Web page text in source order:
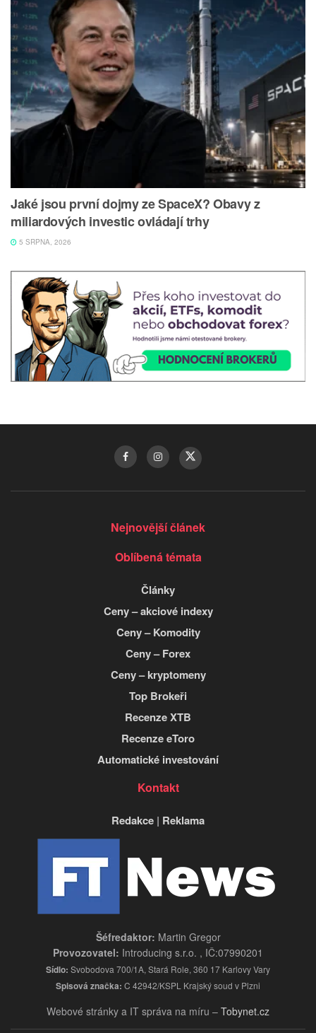
Jaké jsou první dojmy ze SpaceX? Obavy z
miliardových investic ovládají trhy
5 SRPNA, 2026
Nejnovější článek
Oblíbená témata
Články
Ceny – akciové indexy
Ceny – Komodity
Ceny – Forex
Ceny – kryptomeny
Top Brokeři
Recenze XTB
Recenze eToro
Automatické investování
Kontakt
Redakce | Reklama
Šéfredaktor: Martin Gregor
Provozovatel: Introducing s.r.o. , IČ:07990201
Sídlo: Svobodova 700/1A, Stará Role, 360 17 Karlovy Vary
Spisová značka: C 42942/KSPL Krajský soud v Plzni
Webové stránky a IT správa na míru – Tobynet.cz